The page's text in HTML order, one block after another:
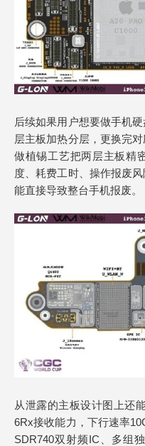
后续如果用户想要做手机
层主板加热分层，更换完
做植锡工艺把两层主板精
度、耗费工时、操作报废
能直接导致整台手机报废。
从泄露的主板设计图上还
6Rx接收能力，下行速率
SDR740双射频IC、多组